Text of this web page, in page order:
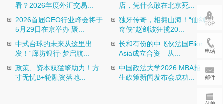
看？2026年度外汇交易...
店，凭什么敢在北京死...
2026首届GEO行业峰会将于
5月29日在京举办 聚...
独牙传奇，相拥山海！“仙剑
奇侠”赵剑波狂揽20...
中式台球的未来从这里出
发！“廊坊银行·梦启航...
长和有份的中飞伙法国Elior
Asia成立合资 从...
政策、资本双猛擎助力！方
寸无忧B+轮融资落地...
中国政法大学2026 MBA招
生政策新闻发布会成功...